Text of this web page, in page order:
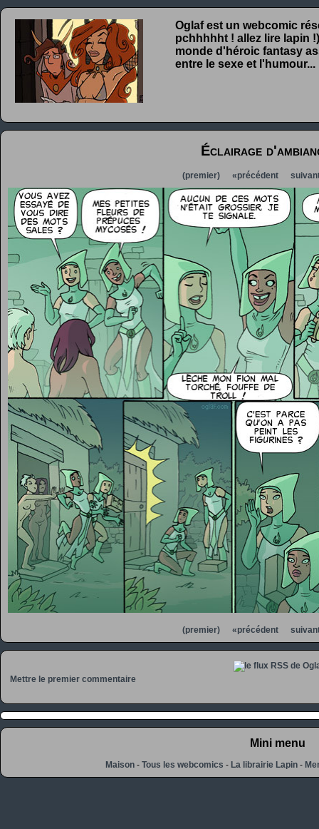
Oglaf est un webcomic
pchhhhht ! allez lire lapin
monde d'héroic fantasy
entre le sexe et l'humour...
Éclairage
(premier) «précédent
(premier) «précédent
Mettre le premier commentaire
Mini menu
Maison -Tous les webcomics -La librairie Lapin -